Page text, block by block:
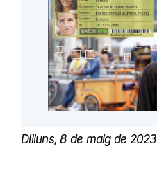
Dilluns, 8 de maig de 2023